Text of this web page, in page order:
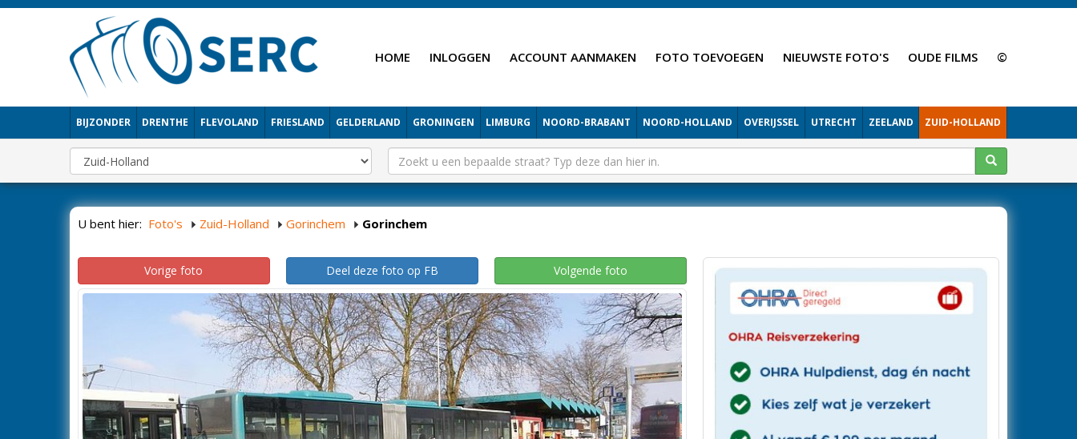
HOME INLOGGEN ACCOUNT AANMAKEN FOTO TOEVOEGEN NIEUWSTE FOTO'S OUDE FILMS ©
BIJZONDER DRENTHE FLEVOLAND FRIESLAND GELDERLAND GRONINGEN LIMBURG NOORD-BRABANT NOORD-HOLLAND OVERIJSSEL UTRECHT ZEELAND ZUID-HOLLAND
U bent hier: Foto's Zuid-Holland Gorinchem Gorinchem
Vorige foto Deel deze foto op FB Volgende foto